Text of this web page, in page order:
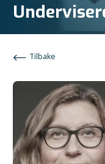
Tilbake